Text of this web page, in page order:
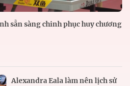
sẵn sàng chinh phục huy chương
Alexandra Eala làm nên lịch sử